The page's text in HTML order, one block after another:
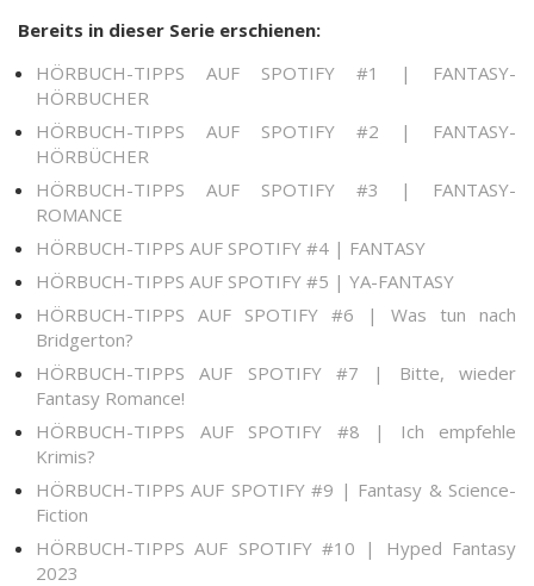
Bereits in dieser Serie erschienen:
HÖRBUCH-TIPPS AUF SPOTIFY #1 | FANTASY-
HÖRBUCHER
HÖRBUCH-TIPPS AUF SPOTIFY #2 | FANTASY-
HÖRBÜCHER
HÖRBUCH-TIPPS AUF SPOTIFY #3 | FANTASY-
ROMANCE
HÖRBUCH-TIPPS AUF SPOTIFY #4 | FANTASY
HÖRBUCH-TIPPS AUF SPOTIFY #5 | YA-FANTASY
HÖRBUCH-TIPPS AUF SPOTIFY #6 | Was tun nach
Bridgerton?
HÖRBUCH-TIPPS AUF SPOTIFY #7 | Bitte, wieder
Fantasy Romance!
HÖRBUCH-TIPPS AUF SPOTIFY #8 | Ich empfehle
Krimis?
HÖRBUCH-TIPPS AUF SPOTIFY #9 | Fantasy & Science-
Fiction
HÖRBUCH-TIPPS AUF SPOTIFY #10 | Hyped Fantasy
2023